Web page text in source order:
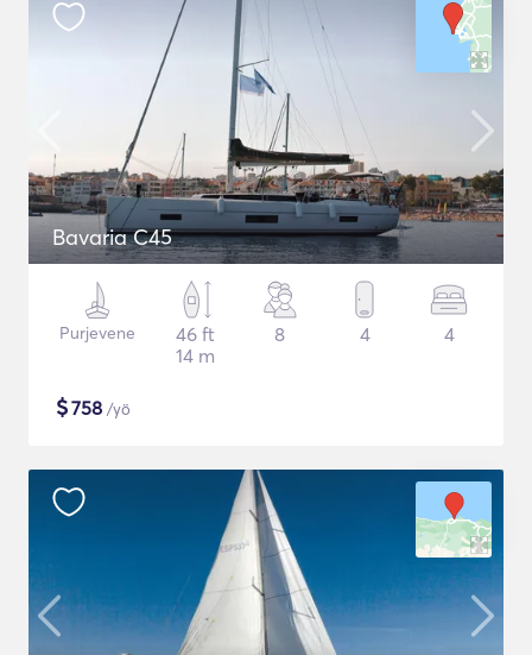
Bavaria C45
Purjevene
46 ft
14 m
8 4 4
$758 /yö